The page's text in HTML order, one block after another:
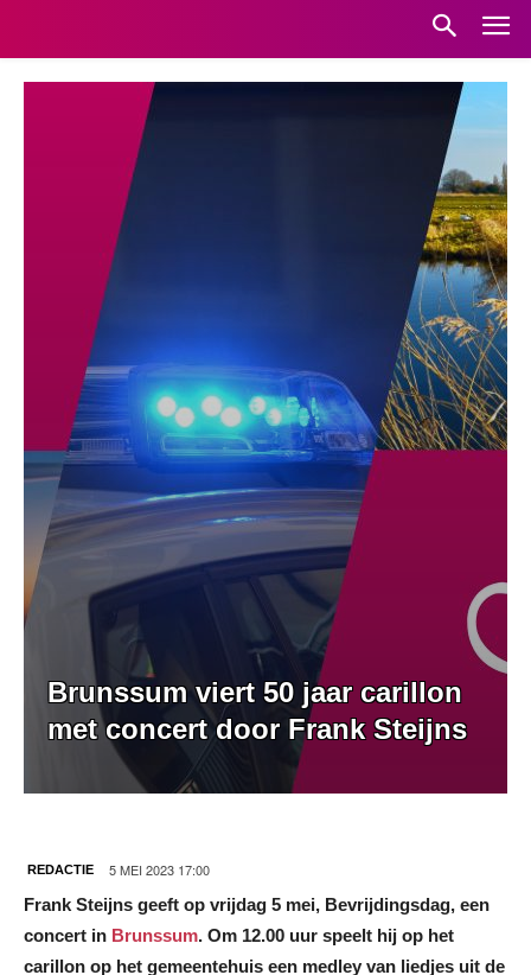
Brunssum viert 50 jaar carillon
met concert door Frank Steijns
REDACTIE 5 MEI 2023 17:00
Frank Steijns geeft op vrijdag 5 mei, Bevrijdingsdag, een
concert in Brunssum. Om 12.00 uur speelt hij op het
carillon op het gemeentehuis een medley van liedjes uit de